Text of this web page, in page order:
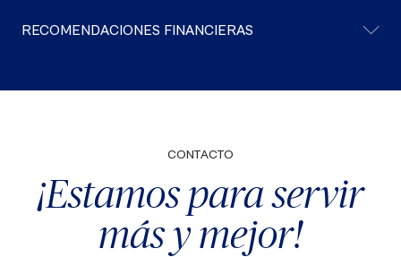
RECOMENDACIONES FINANCIERAS
CONTACTO
¡Estamos para servir
más y mejor!